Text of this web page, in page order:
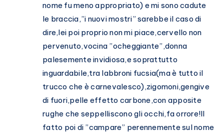
nome fu meno appropriato) e mi sono cadute
le braccia,”i nuovi mostri” sarebbe il caso di
dire,lei poi proprio non mi piace,cervello non
pervenuto,vocina ”ocheggiante”,donna
palesemente invidiosa,e soprattutto
inguardabile,tra labbroni fucsia(ma è tutto il
trucco che è carnevalesco),zigomoni,gengive
di fuori,pelle effetto carbone,con apposite
rughe che seppelliscono gli occhi,fa orrore!Il
fatto poi di ”campare” perennemente sul nome